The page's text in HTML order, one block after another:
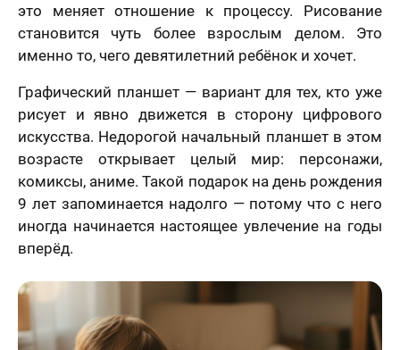
это меняет отношение к процессу. Рисование
становится чуть более взрослым делом. Это
именно то, чего девятилетний ребёнок и хочет.
Графический планшет — вариант для тех, кто уже
рисует и явно движется в сторону цифрового
искусства. Недорогой начальный планшет в этом
возрасте открывает целый мир: персонажи,
комиксы, аниме. Такой подарок на день рождения
9 лет запоминается надолго — потому что с него
иногда начинается настоящее увлечение на годы
вперёд.